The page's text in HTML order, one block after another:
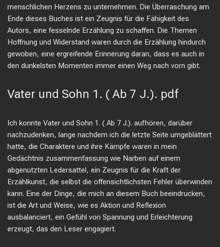
menschlichen Herzens zu unternehmen. Die Überraschung am
Ende dieses Buches ist ein Zeugnis für die Fähigkeit des
Autors, eine fesselnde Erzählung zu schaffen. Die Themen
Hoffnung und Widerstand waren durch die Erzählung hindurch
gewoben, eine ergreifende Erinnerung daran, dass es auch in
den dunkelsten Momenten immer einen Weg nach vorn gibt.
Vater und Sohn 1. ( Ab 7 J.). pdf
Ich konnte Vater und Sohn 1. ( Ab 7 J.). aufhören, darüber
nachzudenken, lange nachdem ich die letzte Seite umgeblättert
hatte, die Charaktere und ihre Kämpfe waren in mein
Gedächtnis zusammenfassung wie Narben auf einem
abgenutzten Ledersattel, ein Zeugnis für die Kraft der
Erzählkunst, die selbst die offensichtlichsten Fehler überwinden
kann. Eine der Dinge, die mich an diesem Buch beeindrucken,
ist die Art und Weise, wie es Aktion und Reflexion
ausbalanciert, ein Gefühl von Spannung und Erleichterung
erzeugt, das den Leser engagiert.